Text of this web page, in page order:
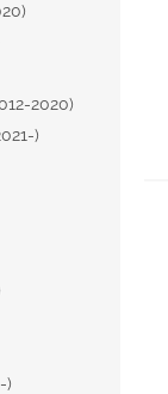
2020)
)
)